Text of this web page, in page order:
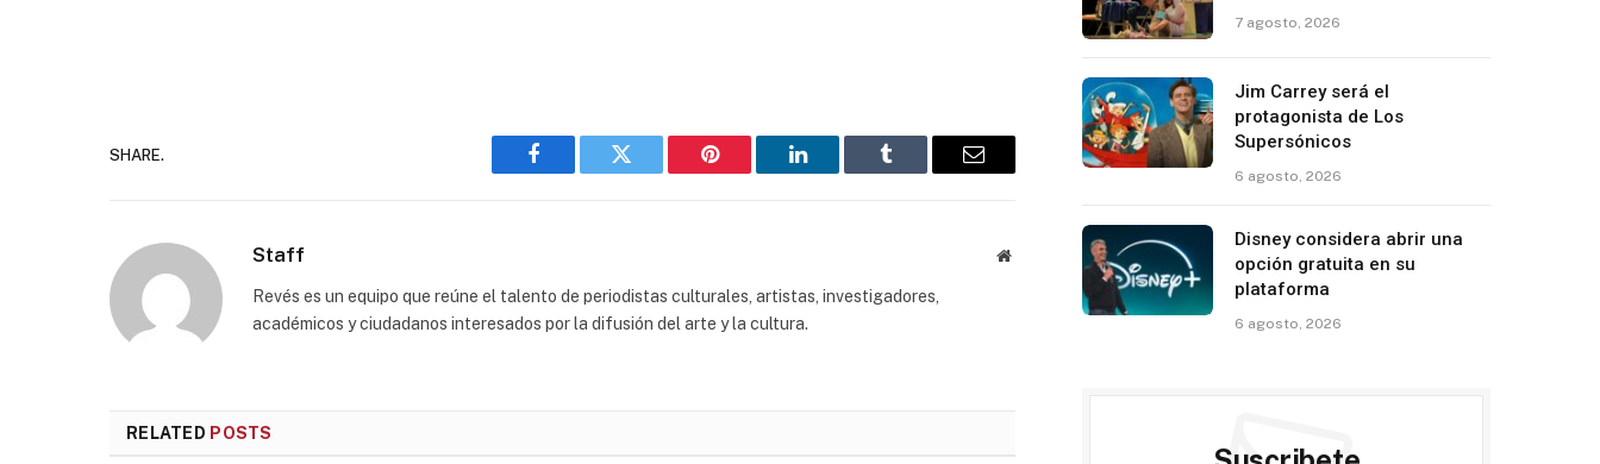
SHARE.
Facebook Twitter Pinterest LinkedIn Tumblr Email
Staff Website
Revés es un equipo que reúne el talento de periodistas culturales, artistas, investigadores,
académicos y ciudadanos interesados por la difusión del arte y la cultura.
RELATED POSTS
7 agosto, 2026
Jim Carrey será el
protagonista de Los
Supersónicos
6 agosto, 2026
Disney considera abrir una
opción gratuita en su
plataforma
6 agosto, 2026